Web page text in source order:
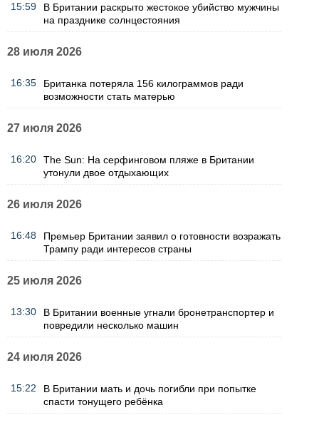
15:59
В Британии раскрыто жестокое убийство мужчины
на празднике солнцестояния
28 июля 2026
16:35
Британка потеряла 156 килограммов ради
возможности стать матерью
27 июля 2026
16:20
The Sun: На серфинговом пляже в Британии
утонули двое отдыхающих
26 июля 2026
16:48
Премьер Британии заявил о готовности возражать
Трампу ради интересов страны
25 июля 2026
13:30
В Британии военные угнали бронетранспортер и
повредили несколько машин
24 июля 2026
15:22
В Британии мать и дочь погибли при попытке
спасти тонущего ребёнка